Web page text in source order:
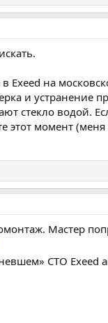
Exeed на
и устранение
стекло водой.
этот момент
Мастер
СТО Exeed